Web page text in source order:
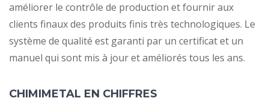
améliorer le contrôle de production et fournir aux
clients finaux des produits finis très technologiques. Le
système de qualité est garanti par un certificat et un
manuel qui sont mis à jour et améliorés tous les ans.
CHIMIMETAL EN CHIFFRES